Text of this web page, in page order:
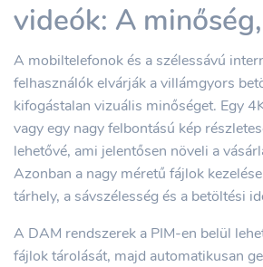
videók: A
A mobiltelefonok és a szélessávú
felhasználók elvárják a villámgyors
kifogástalan vizuális minőséget. Egy
vagy egy nagy felbontású kép
lehetővé, ami jelentősen növeli a
Azonban a nagy méretű fájlok
tárhely, a sávszélesség és a betöltési
A DAM rendszerek a PIM-en belül
fájlok tárolását, majd automatikusan